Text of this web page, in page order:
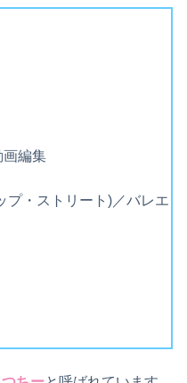
編集
・ストリート)／バレエ